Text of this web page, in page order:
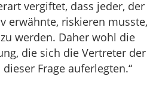
vergiftet, dass jeder, der
erwähnte, riskieren musste,
werden. Daher wohl die
die sich die Vertreter der
Frage auferlegten.“